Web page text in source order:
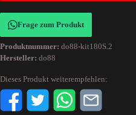
Frage zum Produkt
Produktnummer: do88-kit180S.2
Hersteller: do88
Dieses Produkt weiterempfehlen: